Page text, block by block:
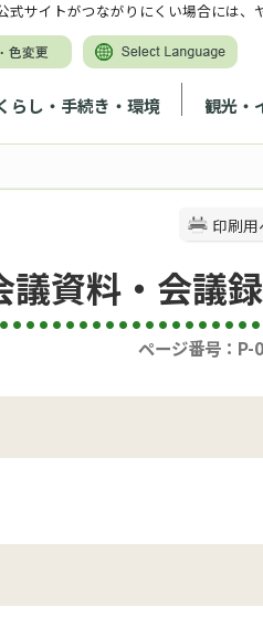
らし・手続き・環境 観光・
式サイトがつながりにくい場合には、
印刷
資料・会議録
ページ番号：P-